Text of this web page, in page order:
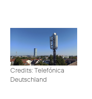
Credits: Telefónica
Deutschland